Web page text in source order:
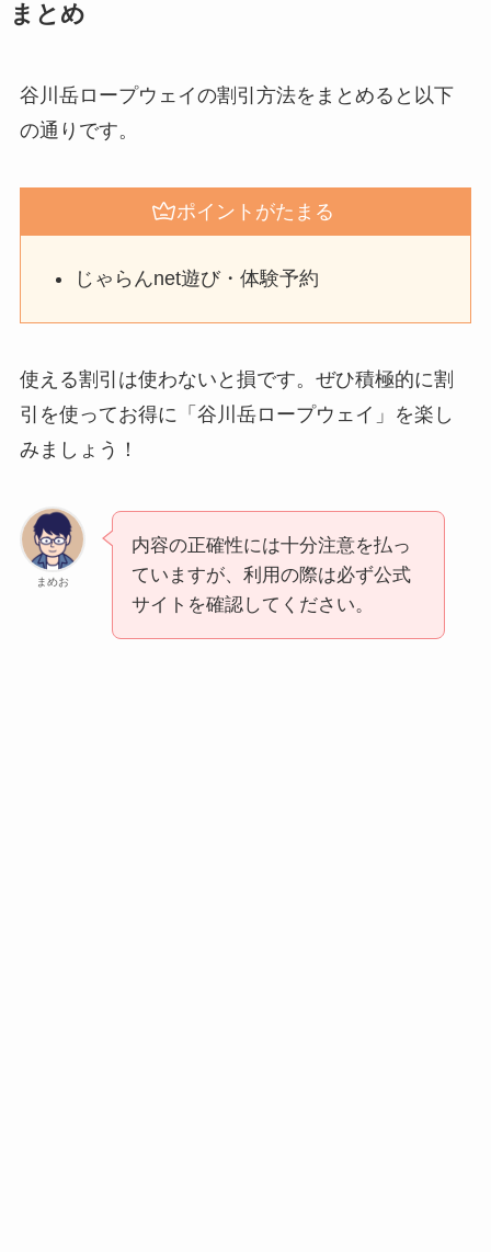
まとめ
谷川岳ロープウェイの割引方法をまとめると以下
の通りです。
ポイントがたまる
じゃらんnet遊び・体験予約
使える割引は使わないと損です。ぜひ積極的に割
引を使ってお得に「谷川岳ロープウェイ」を楽し
みましょう！
まめお
内容の正確性には十分注意を払っ
ていますが、利用の際は必ず公式
サイトを確認してください。